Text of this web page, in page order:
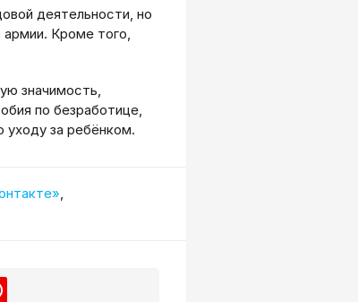
деятельности, но
Кроме того,
значимость,
по безработице,
уходу за ребёнком.
,